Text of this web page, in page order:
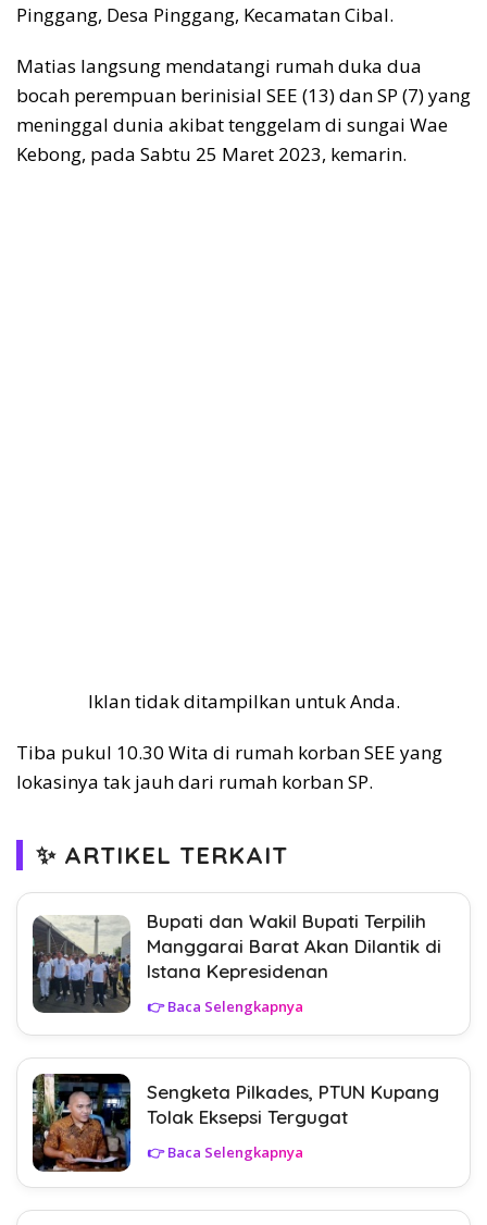
Pinggang, Desa Pinggang, Kecamatan Cibal.
Matias langsung mendatangi rumah duka dua
bocah perempuan berinisial SEE (13) dan SP (7) yang
meninggal dunia akibat tenggelam di sungai Wae
Kebong, pada Sabtu 25 Maret 2023, kemarin.
Iklan tidak ditampilkan untuk Anda.
Tiba pukul 10.30 Wita di rumah korban SEE yang
lokasinya tak jauh dari rumah korban SP.
✨ ARTIKEL TERKAIT
Bupati dan Wakil Bupati Terpilih
Manggarai Barat Akan Dilantik di
Istana Kepresidenan
👉 Baca Selengkapnya
Sengketa Pilkades, PTUN Kupang
Tolak Eksepsi Tergugat
👉 Baca Selengkapnya